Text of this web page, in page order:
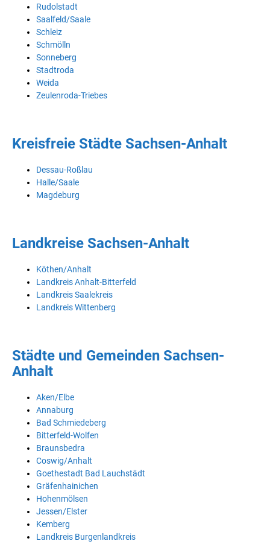
Rudolstadt
Saalfeld/Saale
Schleiz
Schmölln
Sonneberg
Stadtroda
Weida
Zeulenroda-Triebes
Kreisfreie Städte Sachsen-Anhalt
Dessau-Roßlau
Halle/Saale
Magdeburg
Landkreise Sachsen-Anhalt
Köthen/Anhalt
Landkreis Anhalt-Bitterfeld
Landkreis Saalekreis
Landkreis Wittenberg
Städte und Gemeinden Sachsen-
Anhalt
Aken/Elbe
Annaburg
Bad Schmiedeberg
Bitterfeld-Wolfen
Braunsbedra
Coswig/Anhalt
Goethestadt Bad Lauchstädt
Gräfenhainichen
Hohenmölsen
Jessen/Elster
Kemberg
Landkreis Burgenlandkreis